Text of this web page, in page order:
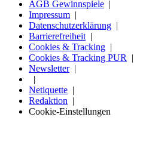
AGB Gewinnspiele
Impressum
Datenschutzerklärung
Barrierefreiheit
Cookies & Tracking
Cookies & Tracking PUR
Newsletter
Netiquette
Redaktion
Cookie-Einstellungen